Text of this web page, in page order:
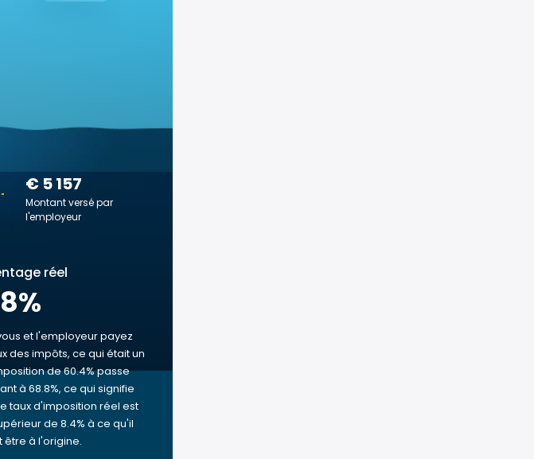
€ 5 157
Montant versé par
l'employeur
réel
%
et l'employeur payez
des impôts, ce qui était un
de 60.4% passe
à 68.8%, ce qui signifie
taux d'imposition réel est
de 8.4% à ce qu'il
être à l'origine.